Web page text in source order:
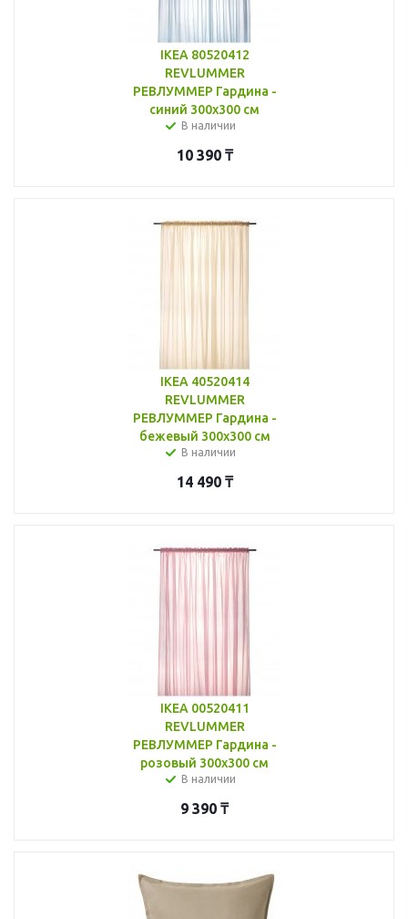
IKEA 80520412
REVLUMMER
РЕВЛУММЕР Гардина -
синий 300x300 см
В наличии
10 390₸
IKEA 40520414
REVLUMMER
РЕВЛУММЕР Гардина -
бежевый 300x300 см
В наличии
14 490₸
IKEA 00520411
REVLUMMER
РЕВЛУММЕР Гардина -
розовый 300x300 см
В наличии
9 390 ₸